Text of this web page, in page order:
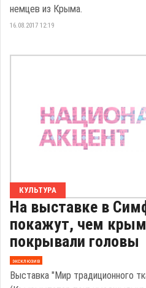
немцев из Крыма.
16.08.2017 12:19
КУЛЬТУРА
На выставке в
покажут, чем
покрывали головы
эксклюзив
Выставка "Мир традиционного